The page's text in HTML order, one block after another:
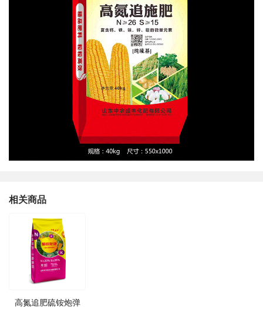
相关商品
高氮追肥硫铵炮弹